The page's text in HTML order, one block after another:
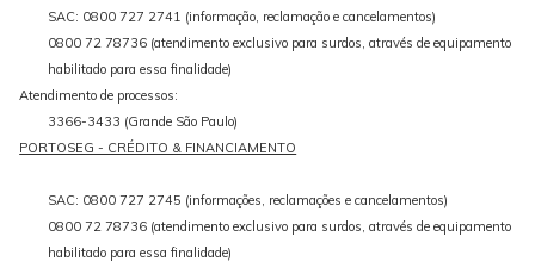
SAC: 0800 727 2741 (informação, reclamação e cancelamentos)
0800 72 78736 (atendimento exclusivo para surdos, através de equipamento
habilitado para essa finalidade)
Atendimento de processos:
3366-3433 (Grande São Paulo)
PORTOSEG - CRÉDITO & FINANCIAMENTO
SAC: 0800 727 2745 (informações, reclamações e cancelamentos)
0800 72 78736 (atendimento exclusivo para surdos, através de equipamento
habilitado para essa finalidade)